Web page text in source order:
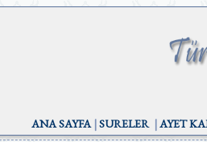
ANA SAYFA|SURELER|AYET